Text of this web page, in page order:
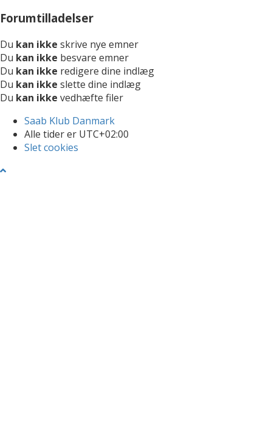
Forumtilladelser
Du kan ikke skrive nye emner
Du kan ikke besvare emner
Du kan ikke redigere dine indlæg
Du kan ikke slette dine indlæg
Du kan ikke vedhæfte filer
Saab Klub Danmark
Alle tider er UTC+02:00
Slet cookies